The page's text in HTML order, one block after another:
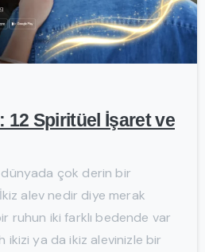
-
12 Spiritüel İşaret ve
dünyada çok derin bir
alev nedir diye merak
ruhun iki farklı bedende var
ikizi ya da ikiz alevinizle bir